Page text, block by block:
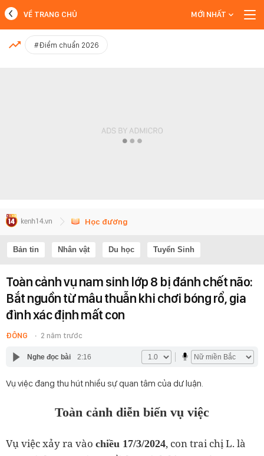
MỚI NHẤT
VỀ TRANG CHỦ MỚI NHẤT
#Điểm chuẩn 2026
Học đường
Bản tin Nhân vật Du học Tuyển Sinh
Toàn cảnh vụ nam sinh lớp 8 bị đánh chết não:
Bắt nguồn từ mâu thuẫn khi chơi bóng rổ, gia
đình xác định mất con
ĐÔNG 2 năm trước
Nghe đọc bài 2:16
Vụ việc đang thu hút nhiều sự quan tâm của dư luận.
Toàn cảnh diễn biến vụ việc
Vụ việc xảy ra vào chiều 17/3/2024, con trai chị L. là